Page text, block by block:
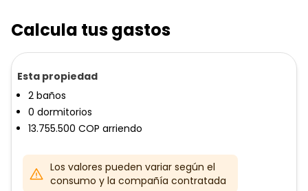
Calcula tus gastos
Esta propiedad
2 baños
0 dormitorios
13.755.500 COP arriendo
Los valores pueden variar según el
consumo y la compañía contratada